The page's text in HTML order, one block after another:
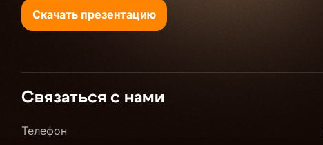
Скачать презентацию
Связаться с нами
Телефон